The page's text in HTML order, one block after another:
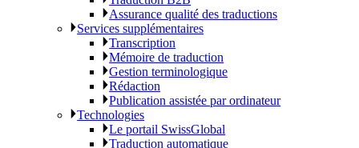
Assurance qualité des traductions
Services supplémentaires
Transcription
Mémoire de traduction
Gestion terminologique
Rédaction
Publication assistée par ordinateur
Technologies
Le portail SwissGlobal
Traduction automatique